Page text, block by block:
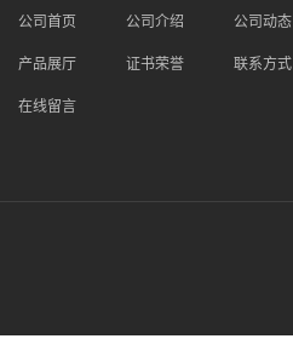
公司首页 公司介绍 公司动态
产品展厅 证书荣誉 联系方式
在线留言